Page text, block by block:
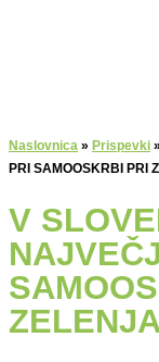
Naslovnica » Prispevki »
PRI SAMOOSKRBI PRI
V